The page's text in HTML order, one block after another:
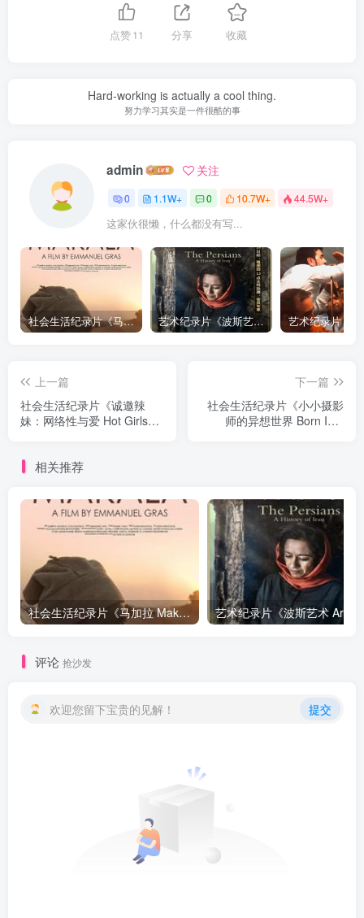
点赞11 分享 收藏
Hard-working is actually a cool thing.
努力学习其实是一件很酷的事
admin 关注
0 1.1W+ 0 10.7W+ 44.5W+
这家伙很懒，什么都没有写...
社会生活纪录片《马加拉 Makala》下载 艺术纪录片《波斯艺术 Art of Persia》下载
上一篇
社会生活纪录片《诚邀辣
妹：网络性与爱 Hot Girls
下一篇
社会生活纪录片《小小摄影
师的异想世界 Born Into
相关推荐
社会生活纪录片《马加拉 Makala》下载
评论 抢沙发
欢迎您留下宝贵的见解！ 提交